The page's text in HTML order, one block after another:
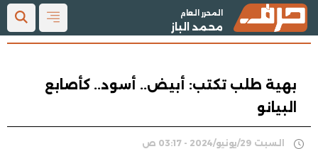
المحرر العام
محمد الباز
بهية طلب تكتب: أبيض.. أسود.. كأصابع
البيانو
السبت 29/يونيو/2024 - 03:17 ص